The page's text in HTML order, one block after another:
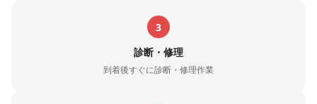
3
診断・修理
到着後すぐに診断・修理作業